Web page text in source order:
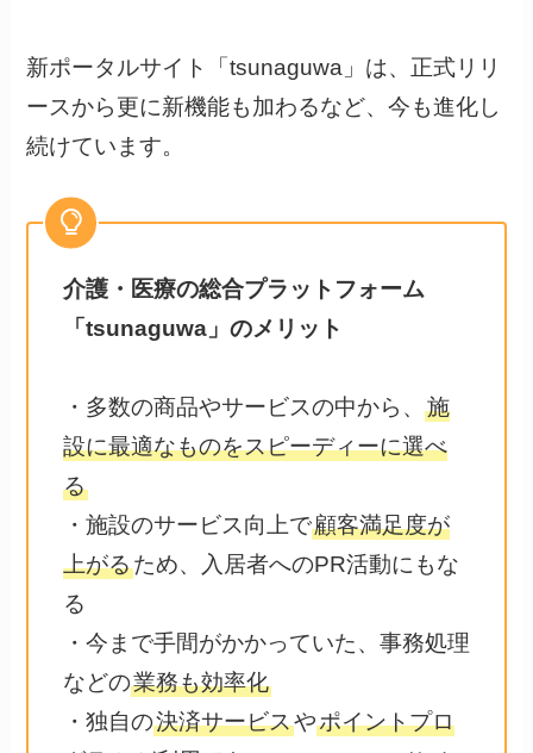
新ポータルサイト「tsunaguwa」は、正式リリ
ースから更に新機能も加わるなど、今も進化し
続けています。
介護・医療の総合プラットフォーム
「tsunaguwa」のメリット
・多数の商品やサービスの中から、 施
設に最適なものをスピーディーに選べ
る
・施設のサービス向上で顧客満足度が
上がるため、入居者へのPR活動にもな
る
・今まで手間がかかっていた、事務処理
などの業務も効率化
・独自の決済サービスやポイントプロ